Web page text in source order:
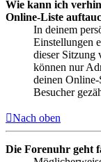
Wie kann ich
Online-Liste
In deinem
Einstellungen
dieser Sitzung
können nur
deinen Online-
Besucher
Nach oben
Die Forenuhr geht